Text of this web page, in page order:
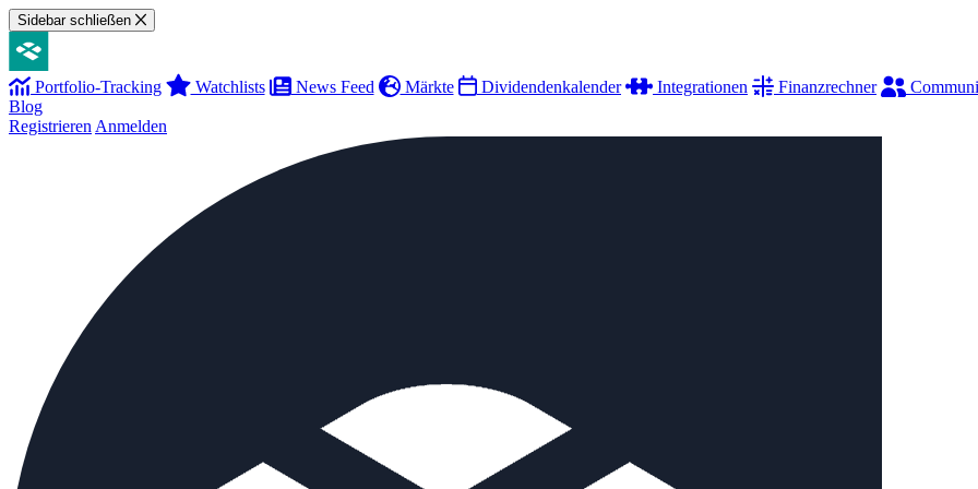
Sidebar schließen
Portfolio-Tracking Watchlists News Feed Märkte Dividendenkalender Integrationen Finanzrechner
Blog
Registrieren Anmelden